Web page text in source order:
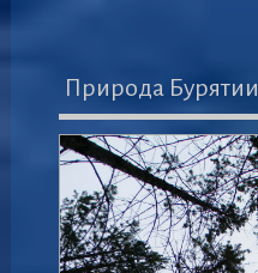
Природа Бурятии